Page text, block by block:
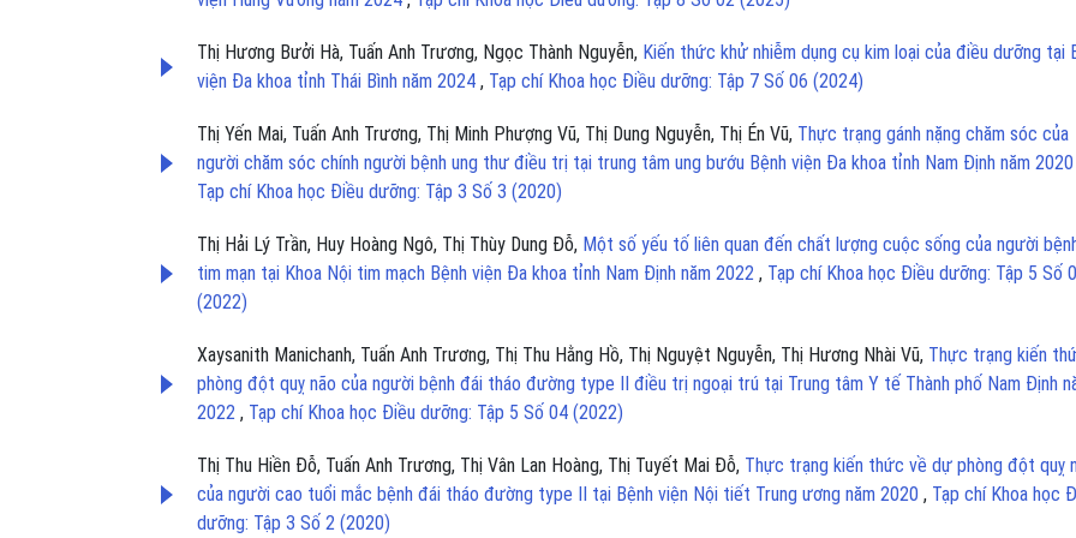
Thị Hương Bưởi Hà, Tuấn Anh Trương, Ngọc Thành Nguyễn, Kiến thức khử nhiễm dụng cụ kim loại của điều dưỡng tại
viện Đa khoa tỉnh Thái Bình năm 2024 , Tạp chí Khoa học Điều dưỡng: Tập 7 Số 06 (2024)
Thị Yến Mai, Tuấn Anh Trương, Thị Minh Phượng Vũ, Thị Dung Nguyễn, Thị Én Vũ, Thực trạng gánh nặng chăm sóc của
người chăm sóc chính người bệnh ung thư điều trị tại trung tâm ung bướu Bệnh viện Đa khoa tỉnh Nam Định năm 2020
Tạp chí Khoa học Điều dưỡng: Tập 3 Số 3 (2020)
Thị Hải Lý Trần, Huy Hoàng Ngô, Thị Thùy Dung Đỗ, Một số yếu tố liên quan đến chất lượng cuộc sống của người
tim mạn tại Khoa Nội tim mạch Bệnh viện Đa khoa tỉnh Nam Định năm 2022 , Tạp chí Khoa học Điều dưỡng: Tập 5 Số
(2022)
Xaysanith Manichanh, Tuấn Anh Trương, Thị Thu Hằng Hồ, Thị Nguyệt Nguyễn, Thị Hương Nhài Vũ, Thực trạng kiến
phòng đột quỵ não của người bệnh đái tháo đường type II điều trị ngoại trú tại Trung tâm Y tế Thành phố Nam Định
2022 , Tạp chí Khoa học Điều dưỡng: Tập 5 Số 04 (2022)
Thị Thu Hiền Đỗ, Tuấn Anh Trương, Thị Vân Lan Hoàng, Thị Tuyết Mai Đỗ, Thực trạng kiến thức về dự phòng đột quỵ
của người cao tuổi mắc bệnh đái tháo đường type II tại Bệnh viện Nội tiết Trung ương năm 2020 , Tạp chí Khoa học
dưỡng: Tập 3 Số 2 (2020)